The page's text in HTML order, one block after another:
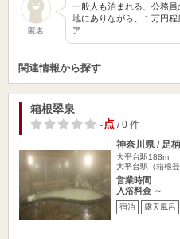
匿名
一般人も泊まれる、公務
地にありながら、１万円程
ア…
関連情報から探す
箱根翠泉
-点/ 0 件
神奈川県 / 足
大平台駅188m
大平台駅（箱根
営業時間
入浴料金 ～
宿泊 露天風呂